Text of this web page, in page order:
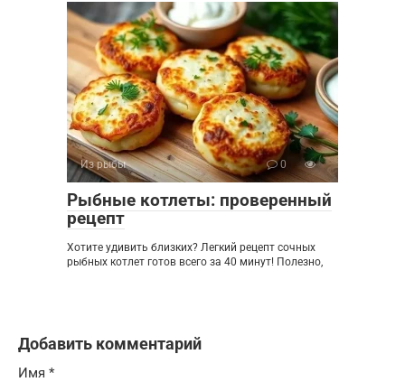
Из рыбы 0
Рыбные котлеты: проверенный
рецепт
Хотите удивить близких? Легкий рецепт сочных
рыбных котлет готов всего за 40 минут! Полезно,
Добавить комментарий
Имя *